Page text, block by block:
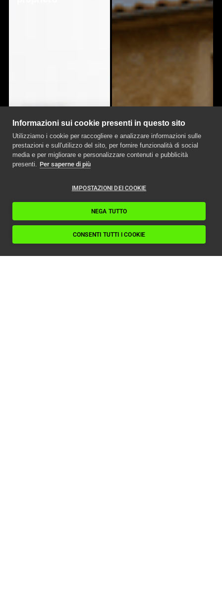
Informazioni sui cookie presenti in questo sito
Utilizziamo i cookie per raccogliere e analizzare informazioni sulle
prestazioni e sull'utilizzo del sito, per fornire funzionalità di social
media e per migliorare e personalizzare contenuti e pubblicità
presenti. Per saperne di più
IMPOSTAZIONI DEI COOKIE
NEGA TUTTO
CONSENTI TUTTI I COOKIE